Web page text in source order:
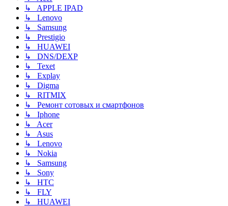
↳ APPLE IPAD
↳ Lenovo
↳ Samsung
↳ Prestigio
↳ HUAWEI
↳ DNS/DEXP
↳ Texet
↳ Explay
↳ Digma
↳ RITMIX
↳ Ремонт сотовых и смартфонов
↳ Iphone
↳ Acer
↳ Asus
↳ Lenovo
↳ Nokia
↳ Samsung
↳ Sony
↳ HTC
↳ FLY
↳ HUAWEI